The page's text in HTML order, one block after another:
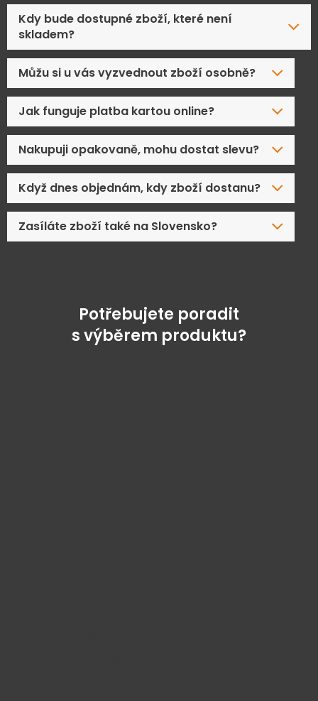
Kdy bude dostupné zboží, které není
skladem?
Můžu si u vás vyzvednout zboží osobně?
Jak funguje platba kartou online?
Nakupuji opakovaně, mohu dostat slevu?
Když dnes objednám, kdy zboží dostanu?
Zasíláte zboží také na Slovensko?
Potřebujete poradit
s výběrem produktu?